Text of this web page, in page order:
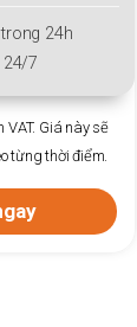
này sẽ
điểm.